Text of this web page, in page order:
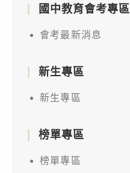
國中教育會考專區
會考最新消息
新生專區
新生專區
榜單專區
榜單專區